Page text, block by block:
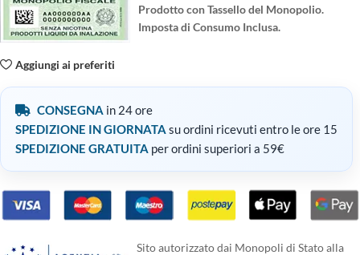
Prodotto con Tassello del Monopolio.
Imposta di Consumo Inclusa.
Aggiungi ai preferiti
CONSEGNA in 24 ore
SPEDIZIONE IN GIORNATA su ordini ricevuti entro le ore 15
SPEDIZIONE GRATUITA per ordini superiori a 59€
Sito autorizzato dai Monopoli di Stato alla